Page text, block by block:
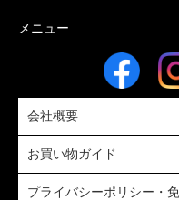
会社概要
お買い物ガイド
プライバシーポリシー・